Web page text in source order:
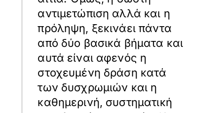
αντιμετώπιση αλλά και η
πρόληψη, ξεκινάει πάντα
από δύο βασικά βήματα και
αυτά είναι αφενός η
στοχευμένη δράση κατά
των δυσχρωμιών και η
καθημερινή, συστηματική